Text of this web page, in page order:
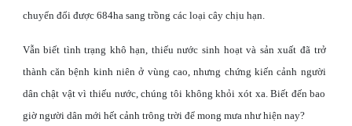
chuyển đổi được 684ha sang trồng các loại cây chịu hạn.
Vẫn biết tình trạng khô hạn, thiếu nước sinh hoạt và sản xuất đã trở
thành căn bệnh kinh niên ở vùng cao, nhưng chứng kiến cảnh người
dân chật vật vì thiếu nước, chúng tôi không khỏi xót xa. Biết đến bao
giờ người dân mới hết cảnh trông trời để mong mưa như hiện nay?